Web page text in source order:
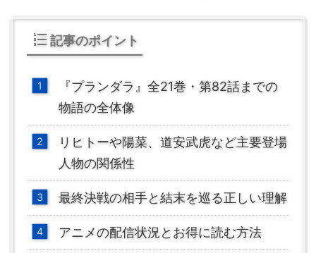
記事のポイント
『プランダラ』全21巻・第82話までの
物語の全体像
リヒトーや陽菜、道安武虎など主要登場
人物の関係性
最終決戦の相手と結末を巡る正しい理解
アニメの配信状況とお得に読む方法